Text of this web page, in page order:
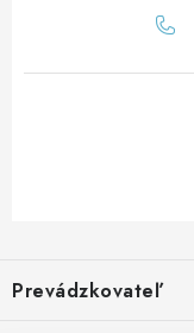
pPrevádzkovateľ